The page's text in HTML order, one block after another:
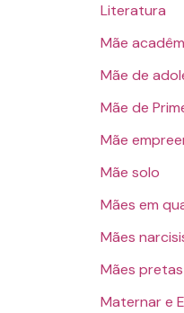
Literatura
Mãe
Mãe de
Mãe de
Mãe
Mãe solo
Mães em
Mães
Mães pretas
Maternar e